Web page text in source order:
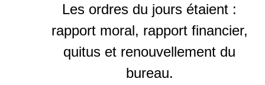
Les ordres du jours étaient :
rapport moral, rapport financier,
quitus et renouvellement du
bureau.